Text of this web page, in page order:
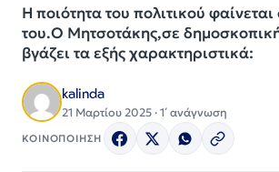
Η ποιότητα του πολιτικού
του.Ο Μητσοτάκης,σε
βγάζει τα εξής χαρακτηριστικά:
kalinda
21 Μαρτίου 2025 · 1΄ ανάγνωση
ΚΟΙΝΟΠΟΙΗΣΗ